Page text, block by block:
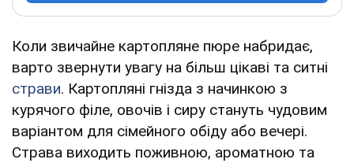
Коли звичайне картопляне пюре набридає,
варто звернути увагу на більш цікаві та ситні
страви. Картопляні гнізда з начинкою з
курячого філе, овочів і сиру стануть чудовим
варіантом для сімейного обіду або вечері.
Страва виходить поживною, ароматною та